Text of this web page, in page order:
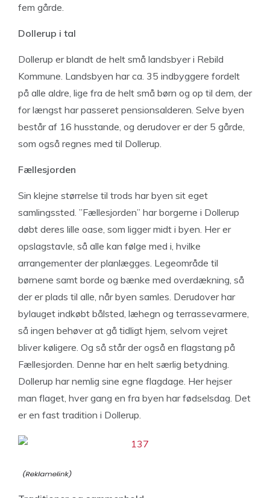
fem gårde.
Dollerup i tal
Dollerup er blandt de helt små landsbyer i Rebild
Kommune. Landsbyen har ca. 35 indbyggere fordelt
på alle aldre, lige fra de helt små børn og op til dem, der
for længst har passeret pensionsalderen. Selve byen
består af 16 husstande, og derudover er der 5 gårde,
som også regnes med til Dollerup.
Fællesjorden
Sin klejne størrelse til trods har byen sit eget
samlingssted. ”Fællesjorden” har borgerne i Dollerup
døbt deres lille oase, som ligger midt i byen. Her er
opslagstavle, så alle kan følge med i, hvilke
arrangementer der planlægges. Legeområde til
børnene samt borde og bænke med overdækning, så
der er plads til alle, når byen samles. Derudover har
bylauget indkøbt bålsted, læhegn og terrassevarmere,
så ingen behøver at gå tidligt hjem, selvom vejret
bliver køligere. Og så står der også en flagstang på
Fællesjorden. Denne har en helt særlig betydning.
Dollerup har nemlig sine egne flagdage. Her hejser
man flaget, hver gang en fra byen har fødselsdag. Det
er en fast tradition i Dollerup.